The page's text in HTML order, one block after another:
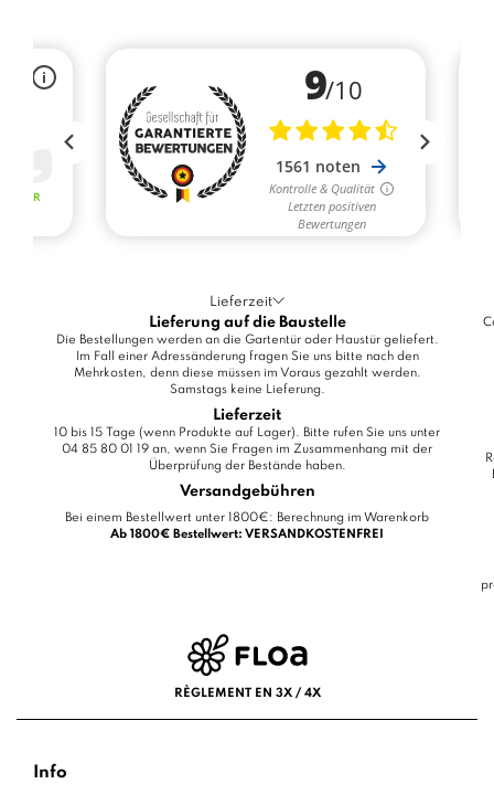
Lieferzeit
Lieferung auf die Baustelle
Die Bestellungen werden an die Gartentür oder Haustür geliefert.
Im Fall einer Adressänderung fragen Sie uns bitte nach den
Mehrkosten, denn diese müssen im Voraus gezahlt werden.
Samstags keine Lieferung.
Lieferzeit
10 bis 15 Tage (wenn Produkte auf Lager). Bitte rufen Sie uns unter
04 85 80 01 19 an, wenn Sie Fragen im Zusammenhang mit der
Überprüfung der Bestände haben.
Versandgebühren
Bei einem Bestellwert unter 1800€: Berechnung im Warenkorb
Ab 1800€ Bestellwert: VERSANDKOSTENFREI
RÈGLEMENT EN 3X / 4X
Info